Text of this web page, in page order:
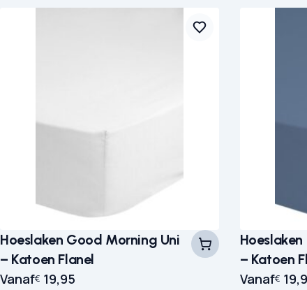
Hoeslaken Good Morning Uni
– Katoen Flanel
Vanaf€ 19,95
– Katoen
Vanaf€